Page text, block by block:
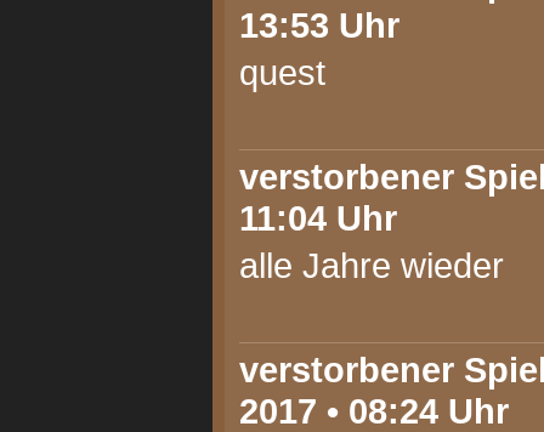
13:53 Uhr
quest
verstorbener
11:04 Uhr
alle Jahre wieder
verstorbener
2017 • 08:24 Uhr